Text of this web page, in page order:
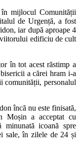
mijlocul Comunității
de Urgență, a fost
iar după aproape 4
edificiu de cult
în tot acest răstimp a
a cărei hram i-a
comunității, personalul
încă nu este finisată,
Moșin a acceptat cu
minunată icoană spre
sale, în zilele de 24 și